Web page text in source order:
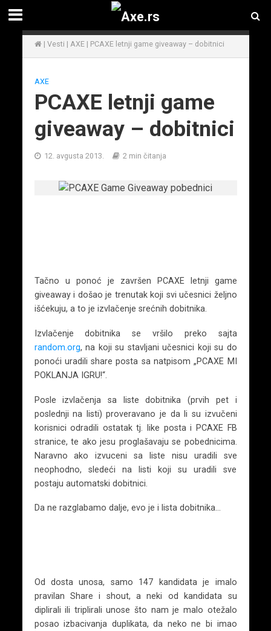
| Vesti | AXE| PCAXE letnji game giveaway – dobitnici
AXE
PCAXE letnji game
giveaway – dobitnici
12. avgusta 2013. 2 min čitanja
Tačno u ponoć je završen PCAXE letnji game
giveaway i došao je trenutak koji svi učesnici željno
išćekuju, a to je izvlačenje srećnih dobitnika.
Izvlačenje dobitnika se vršilo preko sajta
random.org, na koji su stavljani učesnici koji su do
ponoći uradili share posta sa natpisom „PCAXE MI
POKLANJA IGRU!“.
Posle izvlačenja sa liste dobitnika (prvih pet i
poslednji na listi) proveravano je da li su izvučeni
korisnici odradili ostatak tj. like posta i PCAXE FB
stranice, te ako jesu proglašavaju se pobednicima.
Naravno ako izvuceni sa liste nisu uradili sve
neophodno, sledeći na listi koji su uradili sve
postaju automatski dobitnici.
Da ne razglabamo dalje, evo je i lista dobitnika…
Od dosta unosa, samo 147 kandidata je imalo
pravilan Share i shout, a neki od kandidata su
diplirali ili triplirali unose što nam je malo otežalo
posao izbacivanja duplikata, da neko ne bi imao